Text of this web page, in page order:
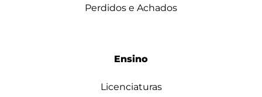
Perdidos e Achados
Ensino
Licenciaturas